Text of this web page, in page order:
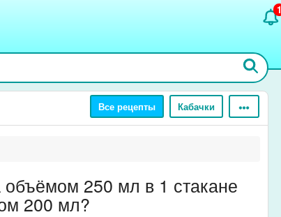
1
Все рецепты Кабачки
объёмом 250 мл в 1 стакане
200 мл?